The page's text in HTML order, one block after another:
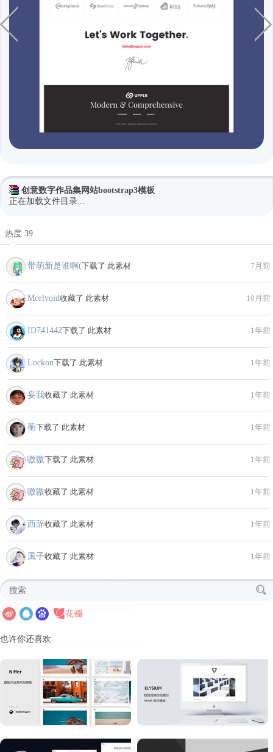
创意数字作品集网站bootstrap3模板
正在加载文件目录...
热度 39
带萌新是谁啊(下载了 此素材 7月前
Morlvoid收藏了 此素材 10月前
ID741442下载了 此素材 1年前
Lockon下载了 此素材 1年前
妄我收藏了 此素材 1年前
蘅下载了 此素材 1年前
嗷嗷下载了 此素材 1年前
嗷嗷收藏了 此素材 1年前
西辞收藏了 此素材 1年前
風子收藏了 此素材 1年前
也许你还喜欢